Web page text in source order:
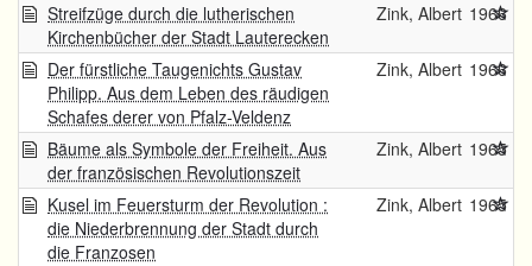
Streifzüge durch die lutherischen
Kirchenbücher der Stadt Lauterecken
Zink, Albert 1966
Der fürstliche Taugenichts Gustav
Philipp. Aus dem Leben des räudigen
Schafes derer von Pfalz-Veldenz
Zink, Albert 1966
Bäume als Symbole der Freiheit. Aus
der französischen Revolutionszeit
Zink, Albert 1965
Kusel im Feuersturm der Revolution :
die Niederbrennung der Stadt durch
die Franzosen
Zink, Albert 1965